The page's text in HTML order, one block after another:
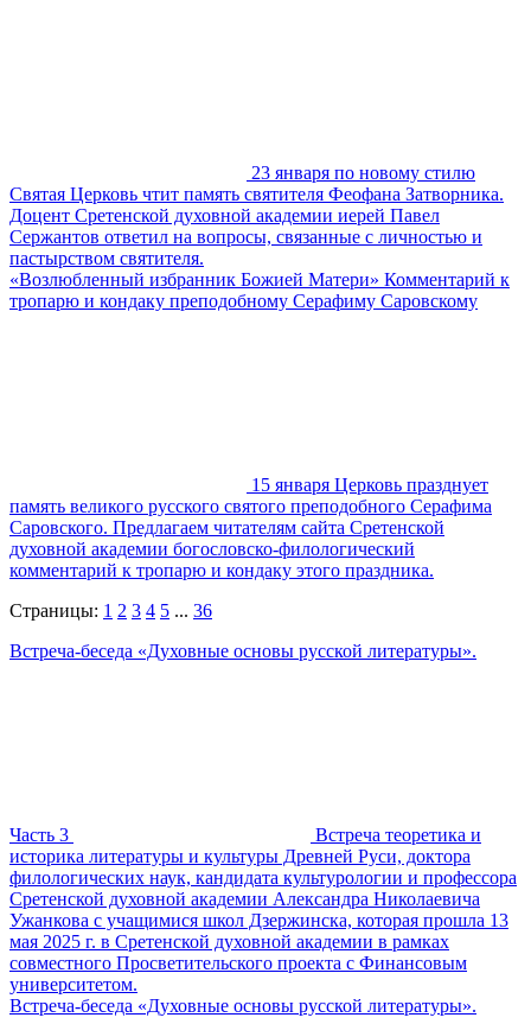
23 января по новому стилю
Святая Церковь чтит память святителя Феофана Затворника.
Доцент Сретенской духовной академии иерей Павел
Сержантов ответил на вопросы, связанные с личностью и
пастырством святителя.
«Возлюбленный избранник Божией Матери» Комментарий к
тропарю и кондаку преподобному Серафиму Саровскому
15 января Церковь празднует
память великого русского святого преподобного Серафима
Саровского. Предлагаем читателям сайта Сретенской
духовной академии богословско-филологический
комментарий к тропарю и кондаку этого праздника.
Страницы: 1 2 3 4 5 ... 36
Встреча-беседа «Духовные основы русской литературы».
Часть 3
Встреча теоретика и
историка литературы и культуры Древней Руси, доктора
филологических наук, кандидата культурологии и профессора
Сретенской духовной академии Александра Николаевича
Ужанкова с учащимися школ Дзержинска, которая прошла 13
мая 2025 г. в Сретенской духовной академии в рамках
совместного Просветительского проекта с Финансовым
университетом.
Встреча-беседа «Духовные основы русской литературы».